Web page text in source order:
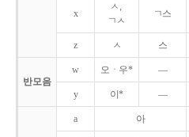
x
ㅅ,
ㄱㅅ
ㄱ스
z ㅅ 스
반모음
w 오ㆍ우* ―
y 이* ―
a 아